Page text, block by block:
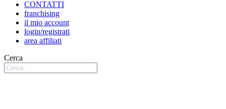
CONTATTI
franchising
il mio account
login/registrati
area affiliati
Cerca